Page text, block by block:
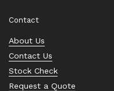
Contact
About Us
Contact Us
Stock Check
Request a Quote